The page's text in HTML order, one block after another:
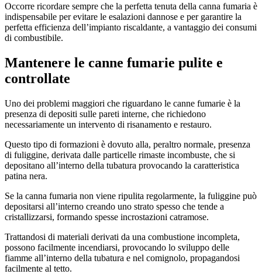
Occorre ricordare sempre che la perfetta tenuta della canna fumaria è
indispensabile per evitare le esalazioni dannose e per garantire la
perfetta efficienza dell’impianto riscaldante, a vantaggio dei consumi
di combustibile.
Mantenere le canne fumarie pulite e
controllate
Uno dei problemi maggiori che riguardano le canne fumarie è la
presenza di depositi sulle pareti interne, che richiedono
necessariamente un intervento di risanamento e restauro.
Questo tipo di formazioni è dovuto alla, peraltro normale, presenza
di fuliggine, derivata dalle particelle rimaste incombuste, che si
depositano all’interno della tubatura provocando la caratteristica
patina nera.
Se la canna fumaria non viene ripulita regolarmente, la fuliggine può
depositarsi all’interno creando uno strato spesso che tende a
cristallizzarsi, formando spesse incrostazioni catramose.
Trattandosi di materiali derivati da una combustione incompleta,
possono facilmente incendiarsi, provocando lo sviluppo delle
fiamme all’interno della tubatura e nel comignolo, propagandosi
facilmente al tetto.